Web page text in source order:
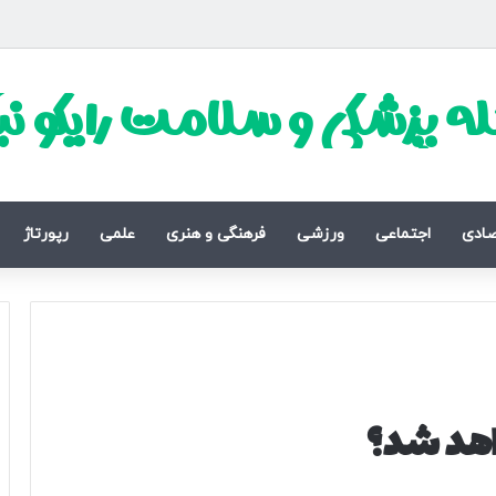
پزشکی و سلامت رایکو
اجتماعی ورزشی فرهنگی و هنری علمی رپورتاژ
شد؟